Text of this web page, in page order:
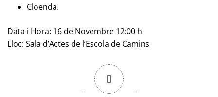
Cloenda.
Data i Hora: 16 de Novembre 12:00 h
Lloc: Sala d’Actes de l’Escola de Camins
0